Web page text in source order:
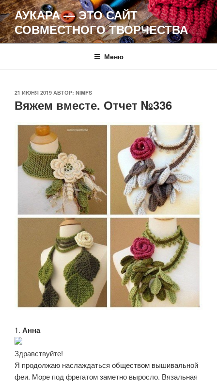
Перейти
к
содержимому
АУКАРА — ЭТО САЙТ
СОВМЕСТНОГО ТВОРЧЕСТВА
Меню
ОПУБЛИКОВАНО
21 ИЮНЯ 2019 АВТОР: NIMFS
Вяжем вместе. Отчет №336
1. Анна
Здравствуйте!
Я продолжаю наслаждаться обществом вышивальной
феи. Море под фрегатом заметно выросло. Вязальная